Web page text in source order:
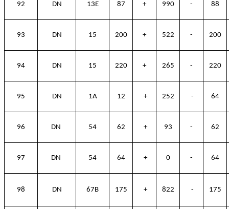
92 DN 13E 87 + 990 - 88
93 DN 15 200 + 522 - 200
94 DN 15 220 + 265 - 220
95 DN 1A 12 + 252 - 64
96 DN 54 62 + 93 - 62
97 DN 54 64 + 0 - 64
98 DN 67B 175 + 822 - 175